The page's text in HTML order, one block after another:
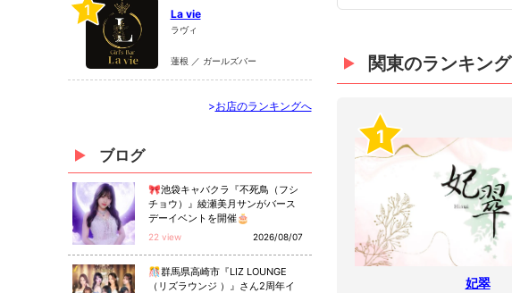
関東のランキング
1
妃翠
1 La vie
ラヴィ
蓮根 ／ ガールズバー
>お店のランキングへ
ブログ
🎀池袋キャバクラ『不死鳥（フシ
チョウ）』綾瀬美月サンがバース
デーイベントを開催🎂
22 view 2026/08/07
🎊群馬県高崎市『LIZ LOUNGE
（リズラウンジ ）』さん2周年イ